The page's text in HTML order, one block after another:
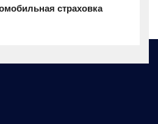
страховка